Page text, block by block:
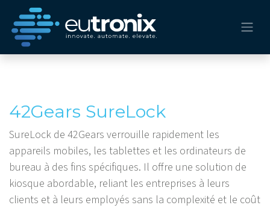
42Gears SureLock
SureLock de 42Gears verrouille rapidement les
appareils mobiles, les tablettes et les ordinateurs de
bureau à des fins spécifiques. Il offre une solution de
kiosque abordable, reliant les entreprises à leurs
clients et à leurs employés sans la complexité et le coût